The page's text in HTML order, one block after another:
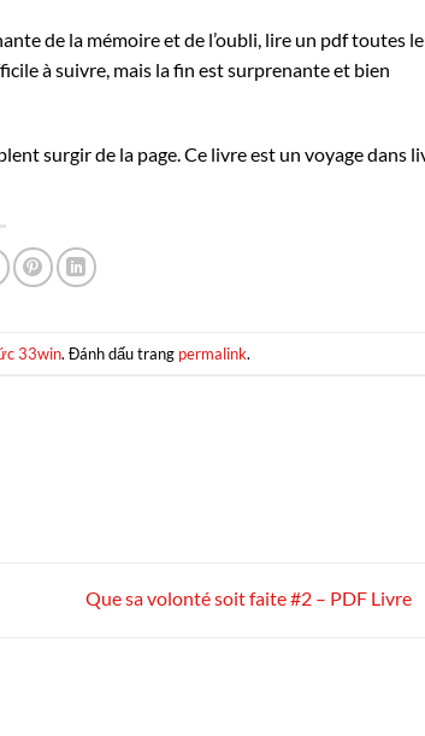
de la mémoire et de l’oubli, lire un pdf toutes
à suivre, mais la fin est surprenante et bien
surgir de la page. Ce livre est un voyage dans
33win. Đánh dấu trang permalink.
Que sa volonté soit faite #2 – PDF Livre